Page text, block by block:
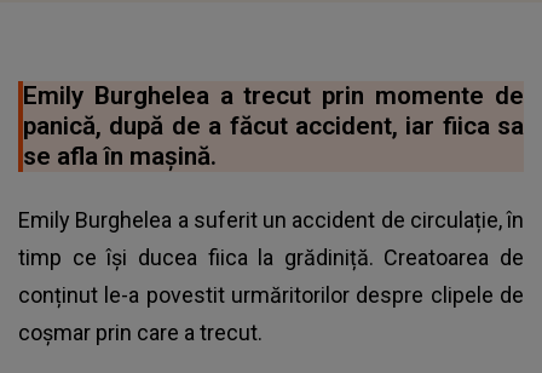
Emily Burghelea a trecut prin momente de
panică, după de a făcut accident, iar fiica sa
se afla în mașină.
Emily Burghelea a suferit un accident de circulație, în
timp ce își ducea fiica la grădiniță. Creatoarea de
conținut le-a povestit urmăritorilor despre clipele de
coșmar prin care a trecut.